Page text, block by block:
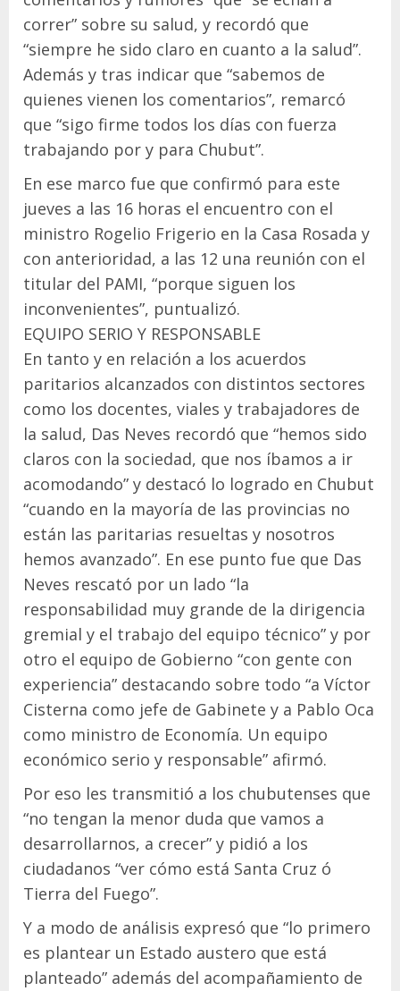
correr” sobre su salud, y recordó que
“siempre he sido claro en cuanto a la salud”.
Además y tras indicar que “sabemos de
quienes vienen los comentarios”, remarcó
que “sigo firme todos los días con fuerza
trabajando por y para Chubut”.
En ese marco fue que confirmó para este
jueves a las 16 horas el encuentro con el
ministro Rogelio Frigerio en la Casa Rosada y
con anterioridad, a las 12 una reunión con el
titular del PAMI, “porque siguen los
inconvenientes”, puntualizó.
EQUIPO SERIO Y RESPONSABLE
En tanto y en relación a los acuerdos
paritarios alcanzados con distintos sectores
como los docentes, viales y trabajadores de
la salud, Das Neves recordó que “hemos sido
claros con la sociedad, que nos íbamos a ir
acomodando” y destacó lo logrado en Chubut
“cuando en la mayoría de las provincias no
están las paritarias resueltas y nosotros
hemos avanzado”. En ese punto fue que Das
Neves rescató por un lado “la
responsabilidad muy grande de la dirigencia
gremial y el trabajo del equipo técnico” y por
otro el equipo de Gobierno “con gente con
experiencia” destacando sobre todo “a Víctor
Cisterna como jefe de Gabinete y a Pablo Oca
como ministro de Economía. Un equipo
económico serio y responsable” afirmó.
Por eso les transmitió a los chubutenses que
“no tengan la menor duda que vamos a
desarrollarnos, a crecer” y pidió a los
ciudadanos “ver cómo está Santa Cruz ó
Tierra del Fuego”.
Y a modo de análisis expresó que “lo primero
es plantear un Estado austero que está
planteado” además del acompañamiento de